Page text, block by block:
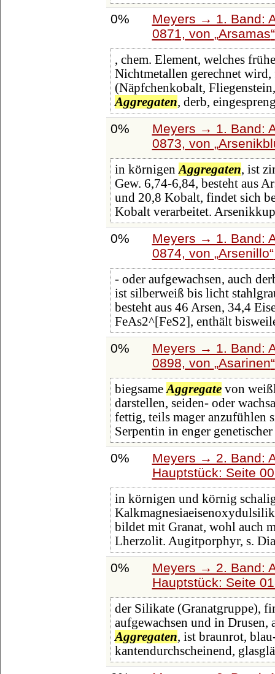
0%
Meyers → 1. Band:
0871, von Arsamas
, chem. Element, welches
Nichtmetallen gerechnet
(Näpfchenkobalt,
Aggregaten, derb,
0%
Meyers → 1. Band:
0873, von
in körnigen Aggregaten, ist
Gew. 6,74-6,84, besteht aus
und 20,8 Kobalt, findet sich
Kobalt verarbeitet.
0%
Meyers → 1. Band:
0874, von Arsenillo
- oder aufgewachsen, auch
ist silberweiß bis licht
besteht aus 46 Arsen, 34,4
FeAs2^[FeS2], enthält
0%
Meyers → 1. Band:
0898, von Asarinen
biegsame Aggregatevon
darstellen, seiden- oder
fettig, teils mager anzufühlen
Serpentin in enger genetischer
0%
Meyers → 2. Band:
Hauptstück: Seite
in körnigen und körnig
bildet mit Granat, wohl auch
Lherzolit. Augitporphyr, s.
0%
Meyers → 2. Band:
Hauptstück: Seite
der Silikate (Granatgruppe),
aufgewachsen und in
Aggregaten, ist braunrot,
kantendurchscheinend,